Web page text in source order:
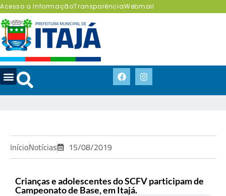
Acesso a InformaçãoTransparênciaWebmail
InícioNotícias 15/08/2019
Crianças e adolescentes do SCFV participam de
Campeonato de Base, em Itajá.